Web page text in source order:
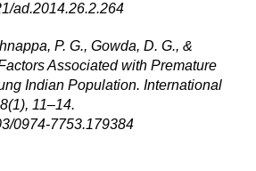
ad.2014.26.2.264
P. G., Gowda, D. G., &
Associated with Premature
Indian Population. International
11–14.
0974-7753.179384